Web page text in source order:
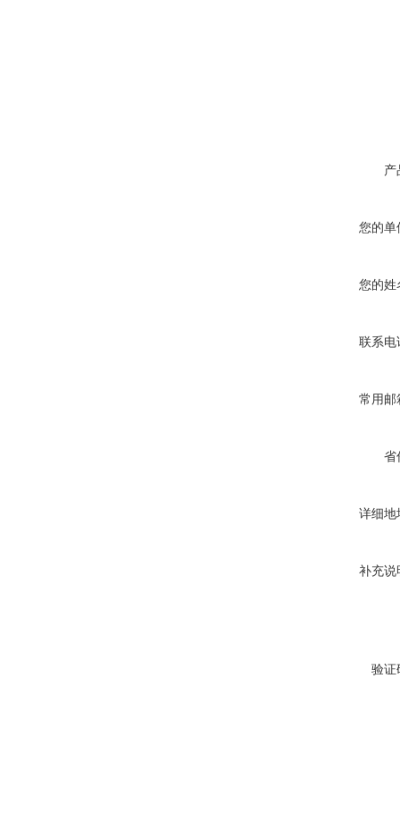
产
您的单
您的姓
联系电
常用邮
省
详细地
补充说
验证